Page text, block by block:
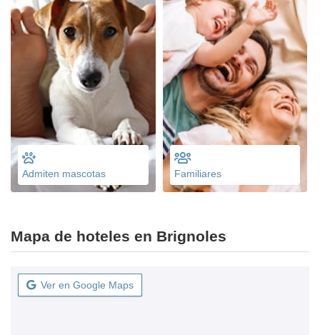
Admiten mascotas Familiares
Mapa de hoteles en Brignoles
Ver en Google Maps